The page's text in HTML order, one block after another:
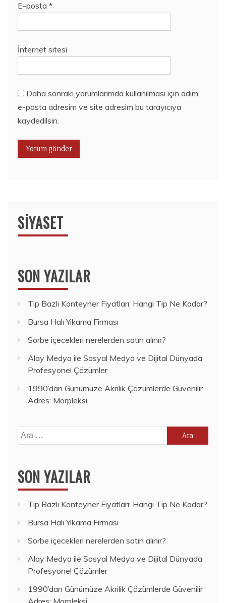
E-posta *
İnternet sitesi
Daha sonraki yorumlarımda kullanılması için adım,
e-posta adresim ve site adresim bu tarayıcıya
kaydedilsin.
SIYASET
SON YAZILAR
Tip Bazlı Konteyner Fiyatları: Hangi Tip Ne Kadar?
Bursa Halı Yıkama Firması
Sorbe içecekleri nerelerden satın alınır?
Alay Medya ile Sosyal Medya ve Dijital Dünyada
Profesyonel Çözümler
1990’dan Günümüze Akrilik Çözümlerde Güvenilir
Adres: Morpleksi
Arama:
SON YAZILAR
Tip Bazlı Konteyner Fiyatları: Hangi Tip Ne Kadar?
Bursa Halı Yıkama Firması
Sorbe içecekleri nerelerden satın alınır?
Alay Medya ile Sosyal Medya ve Dijital Dünyada
Profesyonel Çözümler
1990’dan Günümüze Akrilik Çözümlerde Güvenilir
Adres: Morpleksi